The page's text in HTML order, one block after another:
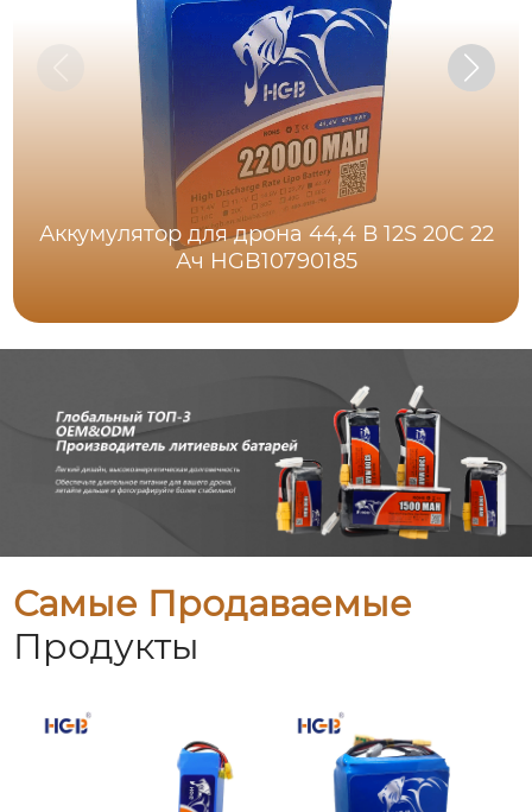
Аккумулятор для дрона 44,4 В 12S 20C 22
Ач HGB10790185
Самые Продаваемые
Продукты